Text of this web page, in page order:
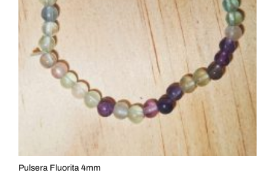
Pulsera Fluorita 4mm